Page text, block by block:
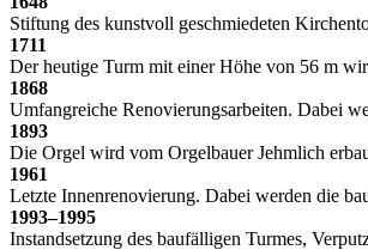
Stiftung des kunstvoll geschmiedeten
1711
Der heutige Turm mit einer Höhe von 56 m
1868
Umfangreiche Renovierungsarbeiten. Dabei
1893
Die Orgel wird vom Orgelbauer Jehmlich
1961
Letzte Innenrenovierung. Dabei werden die
1993–1995
Instandsetzung des baufälligen Turmes,